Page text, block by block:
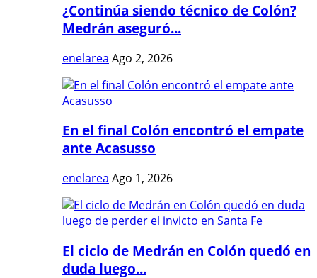
¿Continúa siendo técnico de Colón?
Medrán aseguró...
enelarea Ago 2, 2026
En el final Colón encontró el empate
ante Acasusso
enelarea Ago 1, 2026
El ciclo de Medrán en Colón quedó en
duda luego...